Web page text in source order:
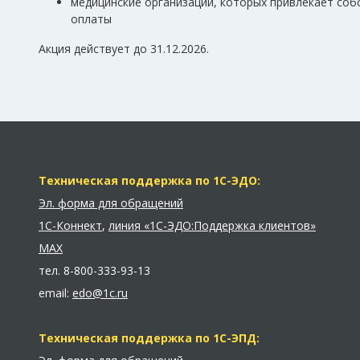
оплаты
Акция действует до 31.12.2026.
Техническая поддержка по 1С-ЭДО:
Эл. форма для обращений
1С-Коннект, линия «1С-ЭДО:Поддержка клиентов»
MAX
тел. 8-800-333-93-13
email: edo@1c.ru
Техническая поддержка по 1С-ЭПД: